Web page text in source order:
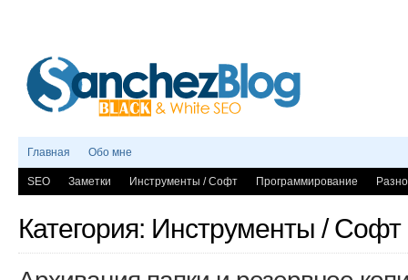
Главная Обо мне
SEO Заметки Инструменты / Софт Программирование
Категория: Инструменты / Софт